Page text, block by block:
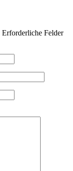
Erforderliche Felder